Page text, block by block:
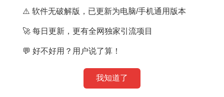
保卫战
正是这种潜在的风险，让豆包手机刚一发售就遭遇了
微信的 “冷遇”：大量用户反馈，在豆包手机上登录微信
换账号也无法解决；通过豆包助手给微信好友发消息，会
对此，微信方面回应称 “无特别动作，可能触碰了安全风控
⚠️ 软件无破解版，已更新为电脑/手机通用版本
🚀 每日更新，更有全网独家引流项目
💬 好不好用？用户说了算！
我知道了